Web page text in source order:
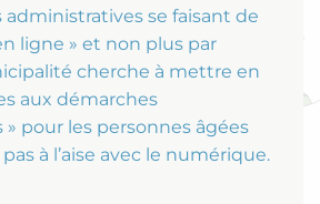
administratives se faisant de
ligne » et non plus par
cherche à mettre en
aux démarches
pour les personnes âgées
à l’aise avec le numérique.